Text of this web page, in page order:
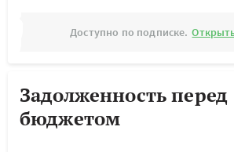
Доступно по подписке.
Задолженность перед
бюджетом